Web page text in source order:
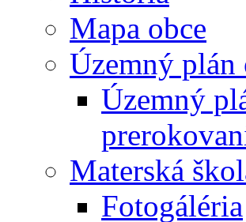
Mapa obce
Územný plán
Územný
Materská
Fotogáléria